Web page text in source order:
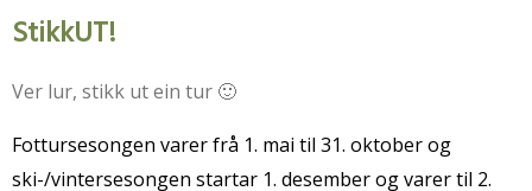
StikkUT!
Ver lur, stikk ut ein tur 🙂
Fottursesongen varer frå 1. mai til 31. oktober og
ski-/vintersesongen startar 1. desember og varer til 2.